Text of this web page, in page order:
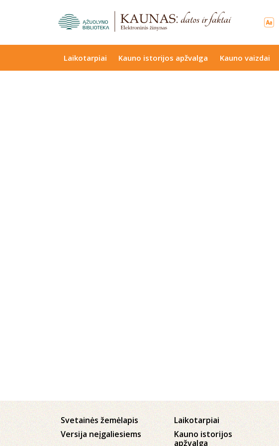
Laikotarpiai Kauno istorijos apžvalga Kauno vaizdai
Svetainės žemėlapis
Versija neįgaliesiems
Laikotarpiai
Kauno istorijos
apžvalga